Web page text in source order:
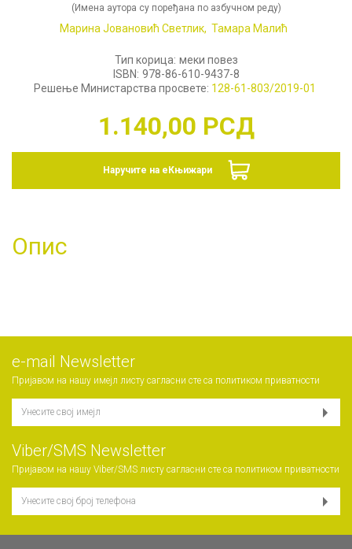
(Имена аутора су поређана по азбучном реду)
Марина Јовановић Светлик, Тамара Малић
Тип корица: меки повез
ISBN: 978-86-610-9437-8
Решење Министарства просвете: 128-61-803/2019-01
1.140,00 РСД
Наручите на еКњижари
Опис
е-mail Newsletter
Пријавом на нашу имејл листу сагласни сте са политиком приватности
Viber/SMS Newsletter
Пријавом на нашу Viber/SMS листу сагласни сте са политиком приватности